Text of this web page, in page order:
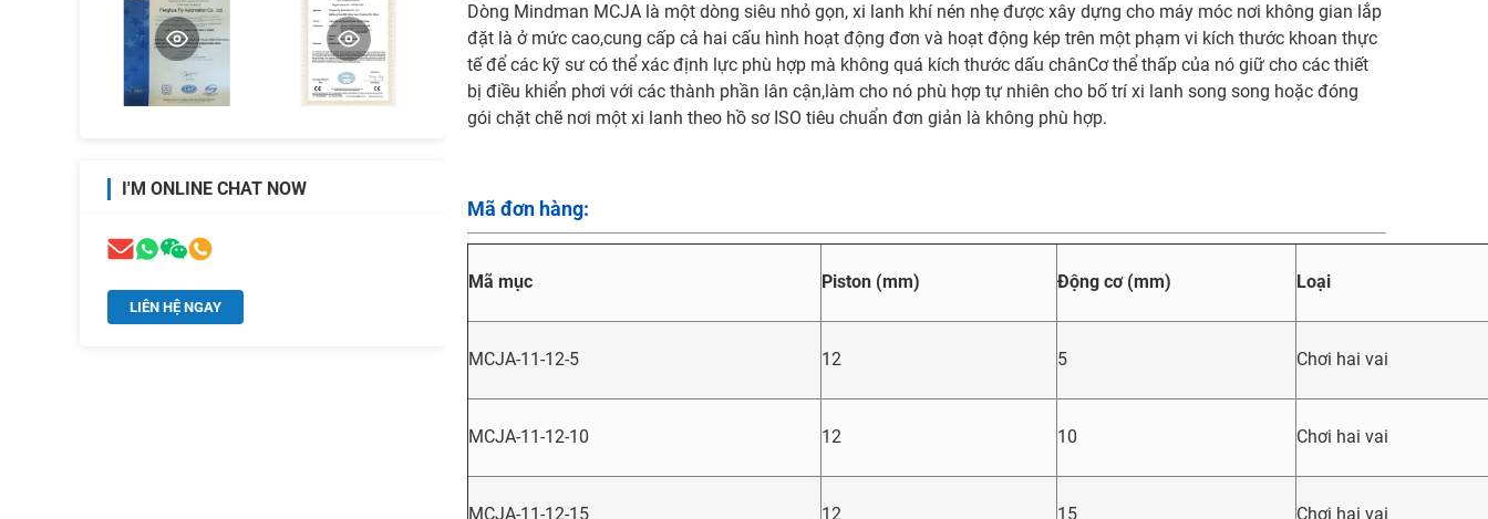
I'M ONLINE CHAT NOW
LIÊN HỆ NGAY
Dòng Mindman MCJA là một dòng siêu nhỏ gọn, xi lanh khí nén nhẹ được xây dựng cho máy móc nơi không gian lắp
đặt là ở mức cao,cung cấp cả hai cấu hình hoạt động đơn và hoạt động kép trên một phạm vi kích thước khoan thực
tế để các kỹ sư có thể xác định lực phù hợp mà không quá kích thước dấu chânCơ thể thấp của nó giữ cho các thiết
bị điều khiển phơi với các thành phần lân cận,làm cho nó phù hợp tự nhiên cho bố trí xi lanh song song hoặc đóng
gói chặt chẽ nơi một xi lanh theo hồ sơ ISO tiêu chuẩn đơn giản là không phù hợp.
Mã đơn hàng:
Mã mục Piston (mm) Động cơ (mm) Loại
MCJA-11-12-5 12 5 Chơi hai vai
MCJA-11-12-10 12 10 Chơi hai vai
MCJA-11-12-15 12 15 Chơi hai vai